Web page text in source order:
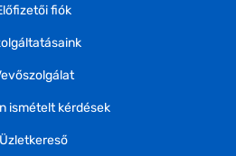
fiók
ismételt kérdések
Üzletkereső